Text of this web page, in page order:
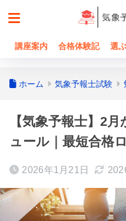
講座案内 合格体験記 選
ホーム 気象予報士試験
【気象予報士】2
ュール｜最短合格
2026年1月21日